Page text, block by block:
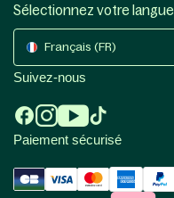
Sélectionnez votre langue
Français (FR)
Suivez-nous
Paiement sécurisé